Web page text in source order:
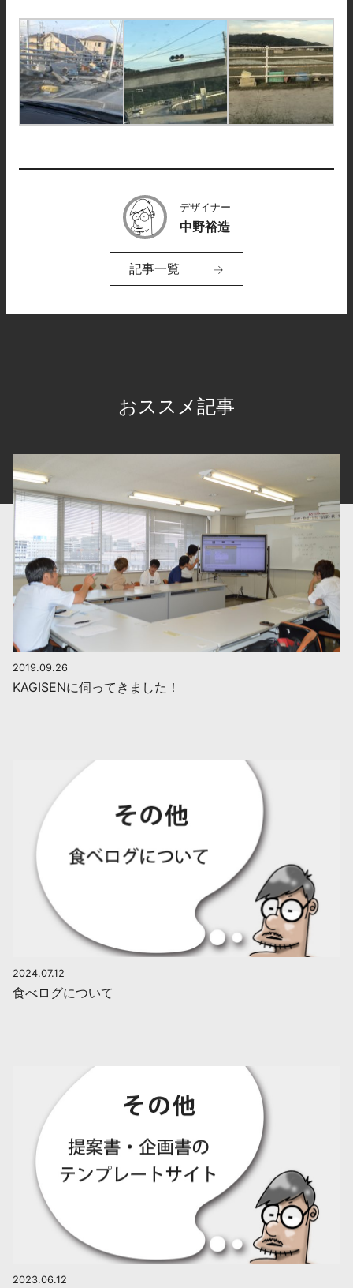
デザイナー
中野裕造
記事一覧
おススメ記事
2019.09.26
KAGISENに伺ってきました！
2024.07.12
食べログについて
2023.06.12